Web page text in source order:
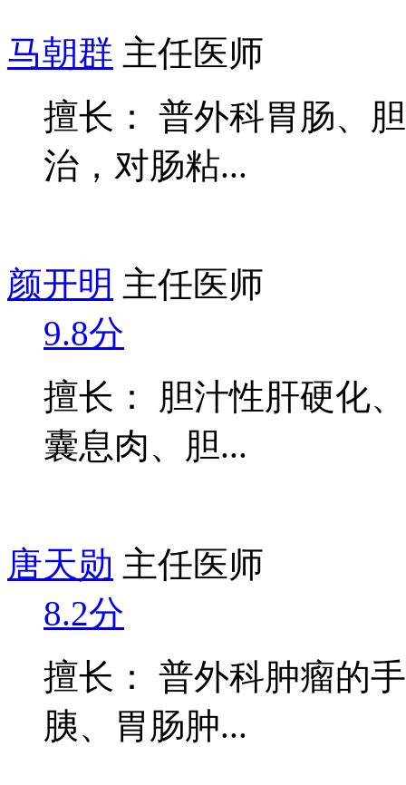
马朝群 主任医师
擅长： 普外科胃肠、
治，对肠粘...
颜开明 主任医师
9.8分
擅长： 胆汁性肝硬化
囊息肉、胆...
唐天勋 主任医师
8.2分
擅长： 普外科肿瘤的
胰、胃肠肿...